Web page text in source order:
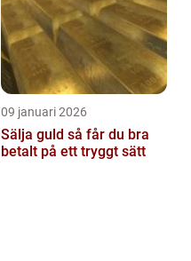
09 januari 2026
Sälja guld så får du bra
betalt på ett tryggt sätt